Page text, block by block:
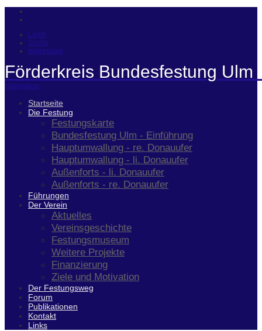
Login
Suche
Impressum
Förderkreis Bundesfestung Ulm
Navigation
Startseite
Die Festung
Festungskarte
Bundesfestung Ulm - Einführung
Hauptumwallung - re. Donauufer
Hauptumwallung - li. Donauufer
Außenforts - li. Donauufer
Außenforts - re. Donauufer
Führungen
Der Verein
Aktuelles
Vereinsgeschichte
Festungsmuseum
Weitere Projekte
Finanzierung
Ziele und Motivation
Der Festungsweg
Forum
Publikationen
Kontakt
Links